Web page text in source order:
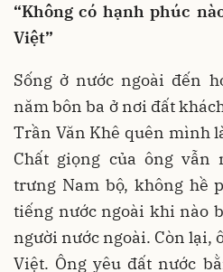
“Không có hạnh phúc
Việt”
Sống ở nước ngoài đến
năm bôn ba ở nơi đất
Trần Văn Khê quên mình
Chất giọng của ông vẫn
trưng Nam bộ, không hề
tiếng nước ngoài khi nào
người nước ngoài. Còn lại,
Việt. Ông yêu đất nước